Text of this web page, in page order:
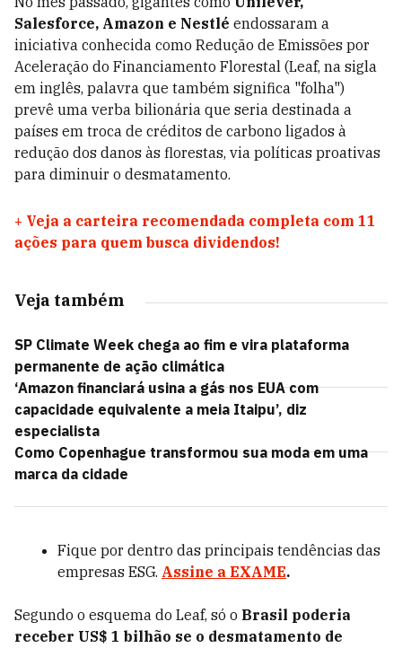
Salesforce, Amazon e Nestlé endossaram a
iniciativa conhecida como Redução de Emissões por
Aceleração do Financiamento Florestal (Leaf, na sigla
em inglês, palavra que também significa "folha")
prevê uma verba bilionária que seria destinada a
países em troca de créditos de carbono ligados à
redução dos danos às florestas, via políticas proativas
para diminuir o desmatamento.
+ Veja a carteira recomendada completa com 11
ações para quem busca dividendos!
Veja também
SP Climate Week chega ao fim e vira plataforma
permanente de ação climática
‘Amazon financiará usina a gás nos EUA com
capacidade equivalente a meia Itaipu’, diz
especialista
Como Copenhague transformou sua moda em uma
marca da cidade
Fique por dentro das principais tendências das
empresas ESG. Assine a EXAME.
Segundo o esquema do Leaf, só o Brasil poderia
receber US$ 1 bilhão se o desmatamento de